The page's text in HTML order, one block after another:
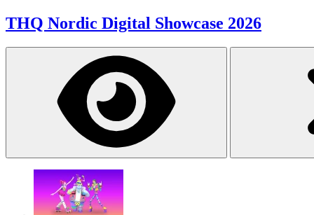
THQ Nordic Digital Showcase 2026